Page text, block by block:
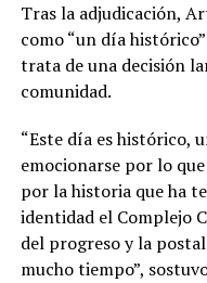
Tras la adjudicación,
como “un día
trata de una decisión
comunidad.
“Este día es histórico,
emocionarse por lo
por la historia que ha
identidad el Complejo
del progreso y la
mucho tiempo”,